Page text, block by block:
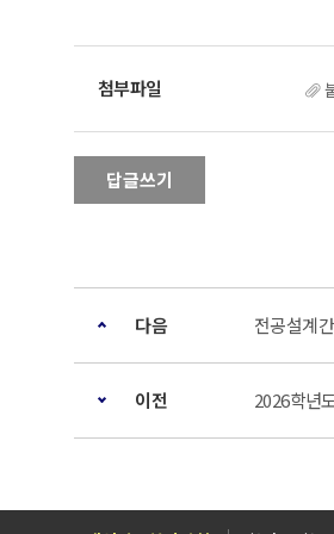
답글쓰기
다음 전공설계
이전 2026학년